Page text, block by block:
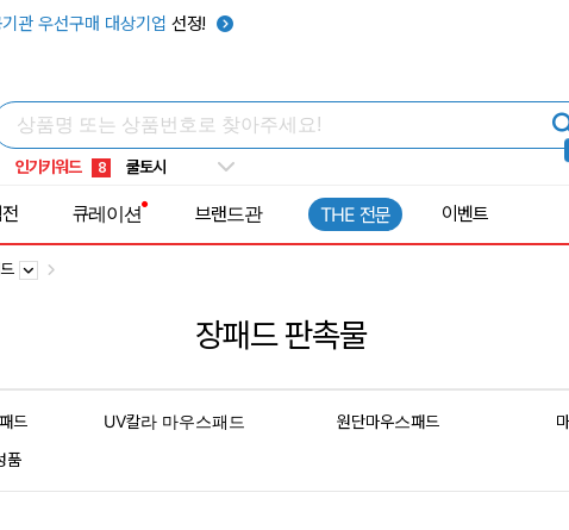
관 우선구매 대상기업 선정!
인기키워드
키캡
8 쿨토시
9 넥쿨러
10 타포린가방
1
큐레이션 브랜드관 THE 전문 이벤트
장패드 판촉물
드 UV칼라 마우스패드 원단마우스패드
품